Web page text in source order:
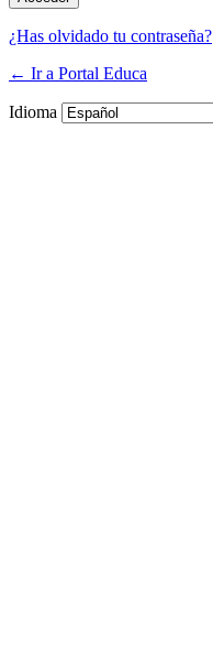
¿Has olvidado tu contraseña?
← Ir a Portal Educa
Idioma